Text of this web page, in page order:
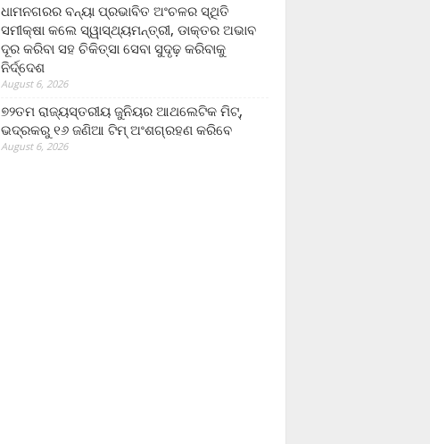
ଧାମନଗରର ବନ୍ୟା ପ୍ରଭାବିତ ଅଂଚଳର ସ୍ଥିତି
ସମୀକ୍ଷା କଲେ ସ୍ୱାସ୍ଥ୍ୟମନ୍ତ୍ରୀ, ଡାକ୍ତର ଅଭାବ
ଦୂର କରିବା ସହ ଚିକିତ୍ସା ସେବା ସୁଦୃଢ଼ କରିବାକୁ
ନିର୍ଦ୍ଦେଶ
August 6, 2026
୭୨ତମ ରାଜ୍ୟସ୍ତରୀୟ ଜୁନିୟର ଆଥଲେଟିକ ମିଟ୍‌,
ଭଦ୍ରକରୁ ୧୬ ଜଣିଆ ଟିମ୍ ଅଂଶଗ୍ରହଣ କରିବେ
August 6, 2026